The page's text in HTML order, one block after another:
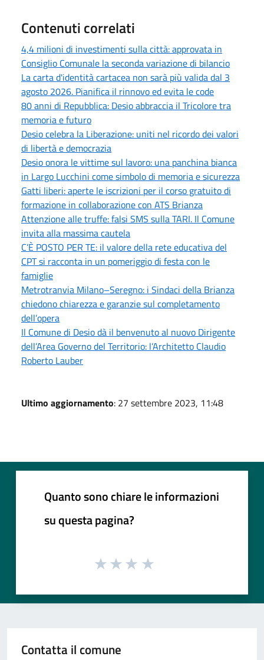
Contenuti correlati
4,4 milioni di investimenti sulla città: approvata in
Consiglio Comunale la seconda variazione di bilancio
La carta d'identità cartacea non sarà più valida dal 3
agosto 2026. Pianifica il rinnovo ed evita le code
80 anni di Repubblica: Desio abbraccia il Tricolore tra
memoria e futuro
Desio celebra la Liberazione: uniti nel ricordo dei valori
di libertà e democrazia
Desio onora le vittime sul lavoro: una panchina bianca
in Largo Lucchini come simbolo di memoria e sicurezza
Gatti liberi: aperte le iscrizioni per il corso gratuito di
formazione in collaborazione con ATS Brianza
Attenzione alle truffe: falsi SMS sulla TARI. Il Comune
invita alla massima cautela
C’È POSTO PER TE: il valore della rete educativa del
CPT si racconta in un pomeriggio di festa con le
famiglie
Metrotranvia Milano–Seregno: i Sindaci della Brianza
chiedono chiarezza e garanzie sul completamento
dell’opera
Il Comune di Desio dà il benvenuto al nuovo Dirigente
dell’Area Governo del Territorio: l’Architetto Claudio
Roberto Lauber
Ultimo aggiornamento: 27 settembre 2023, 11:48
Quanto sono chiare le informazioni
su questa pagina?
Contatta il comune